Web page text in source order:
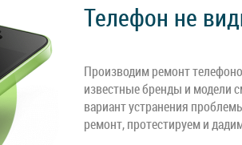
Телефон не
Производим ремонт
известные бренды и модели
вариант устранения
ремонт, протестируем и